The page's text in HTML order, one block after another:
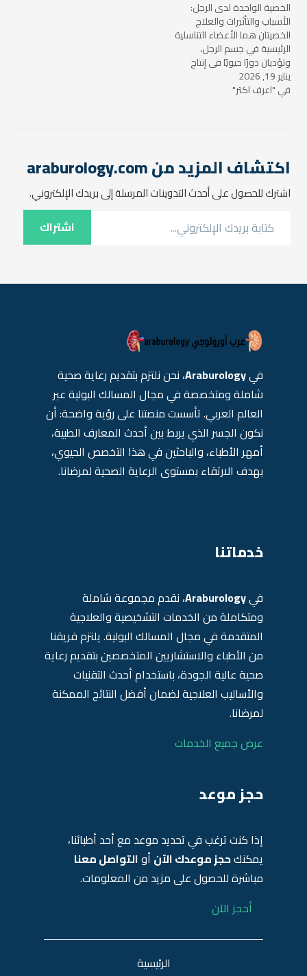
تجعله يمتلك خصية واحدة…
الخصية الواحدة لدى الرجل:
الأسباب والتأثيرات والعلاج
الخصيتان هما الأعضاء التناسلية
الرئيسية في جسم الرجل،
وتؤديان دورًا حيويًا في إنتاج
الحيوانات المنوية والهرمونات
الجنسية مثل التستوستيرون.
الرجل لديه خصية واحدة فقط.
قد…
يناير 19, 2026
في "اعرف اكتر"
اكتشاف المزيد من araburology.com
اشترك للحصول على أحدث التدوينات المرسلة إلى بريدك الإلكتروني.
اشتراك
فيAraburology، نحن نلتزم بتقديم رعاية صحية
شاملة ومتخصصة في مجال المسالك البولية عبر
العالم العربي. تأسست منصتنا على رؤية واضحة: أن
نكون الجسر الذي يربط بين أحدث المعارف الطبية،
أمهر الأطباء، والباحثين في هذا التخصص الحيوي،
بهدف الارتقاء بمستوى الرعاية الصحية لمرضانا.
خدماتنا
فيAraburology، نقدم مجموعة شاملة
ومتكاملة من الخدمات التشخيصية والعلاجية
المتقدمة في مجال المسالك البولية. يلتزم فريقنا
من الأطباء والاستشاريين المتخصصين بتقديم رعاية
صحية عالية الجودة، باستخدام أحدث التقنيات
والأساليب العلاجية لضمان أفضل النتائج الممكنة
لمرضانا.
عرض جميع الخدمات
حجز موعد
إذا كنت ترغب في تحديد موعد مع أحد أطبائنا،
يمكنكحجز موعدك الآن أوالتواصل معنا
مباشرة للحصول على مزيد من المعلومات.
أحجز الآن
الرئيسية